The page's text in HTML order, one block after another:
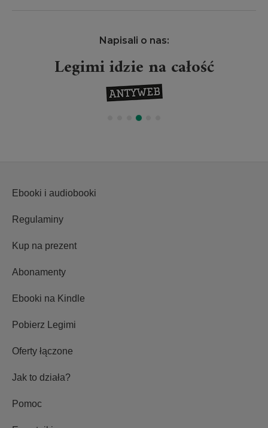
Napisali o nas:
Legimi idzie na całość
Ebooki i audiobooki
Regulaminy
Kup na prezent
Abonamenty
Ebooki na Kindle
Pobierz Legimi
Oferty łączone
Jak to działa?
Pomoc